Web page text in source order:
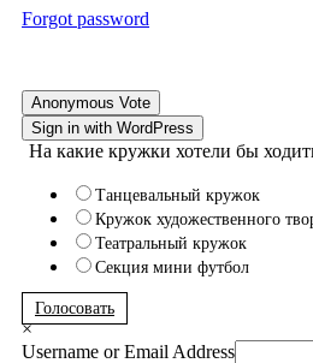
Forgot password
Anonymous Vote
Sign in with WordPress
На какие кружки хотели бы
Танцевальный кружок
Кружок художественного
Театральный кружок
Секция мини футбол
Голосовать
×
Username or Email Address